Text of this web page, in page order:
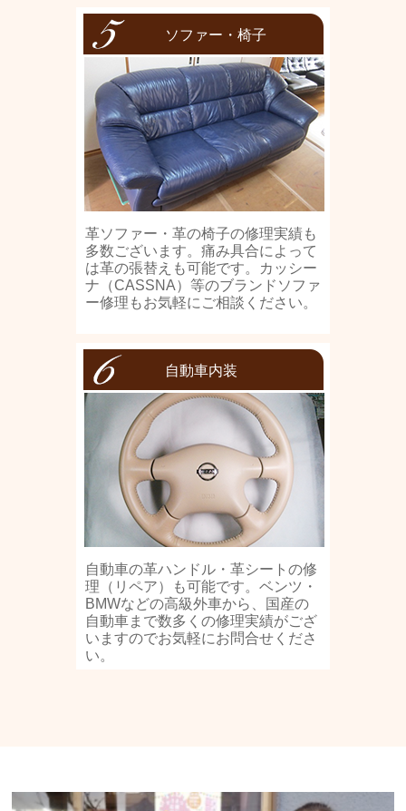
ソファー・椅子
革ソファー・革の椅子の修理実績も
多数ございます。痛み具合によって
は革の張替えも可能です。カッシー
ナ（CASSNA）等のブランドソファ
ー修理もお気軽にご相談ください。
自動車内装
自動車の革ハンドル・革シートの修
理（リペア）も可能です。ベンツ・
BMWなどの高級外車から、国産の
自動車まで数多くの修理実績がござ
いますのでお気軽にお問合せくださ
い。